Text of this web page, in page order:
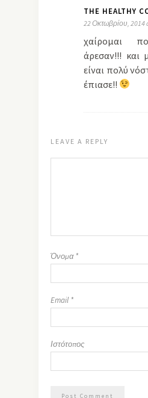
THE HEALTHY
22 Οκτωβρίου, 2014
χαίρομαι
άρεσαν!!! και
είναι πολύ
έπιασε!!
LEAVE A REPLY
Όνομα *
Email *
Ιστότοπος